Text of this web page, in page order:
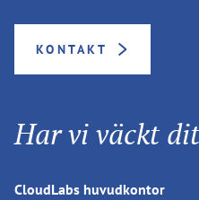
KONTAKT
Har vi väckt
CloudLabs huvudkontor